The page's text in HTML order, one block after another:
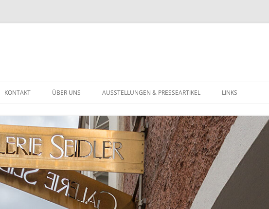
JAHRHUNDERTS
KUNST
GOLDSCHMUCK
KONTAKT ÜBER UNS AUSSTELLUNGEN & PRESSEARTIKEL LINKS